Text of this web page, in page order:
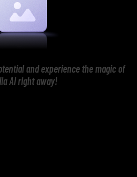
and experience the magic of
AI right away!